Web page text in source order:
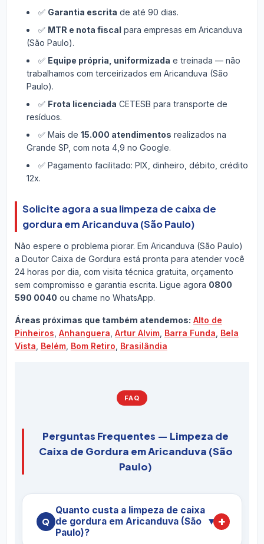
✅ Garantia escrita de até 90 dias.
✅ MTR e nota fiscal para empresas em Aricanduva
(São Paulo).
✅ Equipe própria, uniformizada e treinada — não
trabalhamos com terceirizados em Aricanduva (São
Paulo).
✅ Frota licenciada CETESB para transporte de
resíduos.
✅ Mais de 15.000 atendimentos realizados na
Grande SP, com nota 4,9 no Google.
✅ Pagamento facilitado: PIX, dinheiro, débito, crédito
12x.
Solicite agora a sua limpeza de caixa de
gordura em Aricanduva (São Paulo)
Não espere o problema piorar. Em Aricanduva (São Paulo)
a Doutor Caixa de Gordura está pronta para atender você
24 horas por dia, com visita técnica gratuita, orçamento
sem compromisso e garantia escrita. Ligue agora 0800
590 0040 ou chame no WhatsApp.
Áreas próximas que também atendemos: Alto de
Pinheiros Anhanguera Artur Alvim, Barra Funda Bela
Vista Belém, Bom Retiro Brasilândia
FAQ
Perguntas Frequentes — Limpeza de
Caixa de Gordura em Aricanduva (São
Paulo)
Quanto custa a limpeza de caixa
de gordura em Aricanduva (São
Paulo)?
▼